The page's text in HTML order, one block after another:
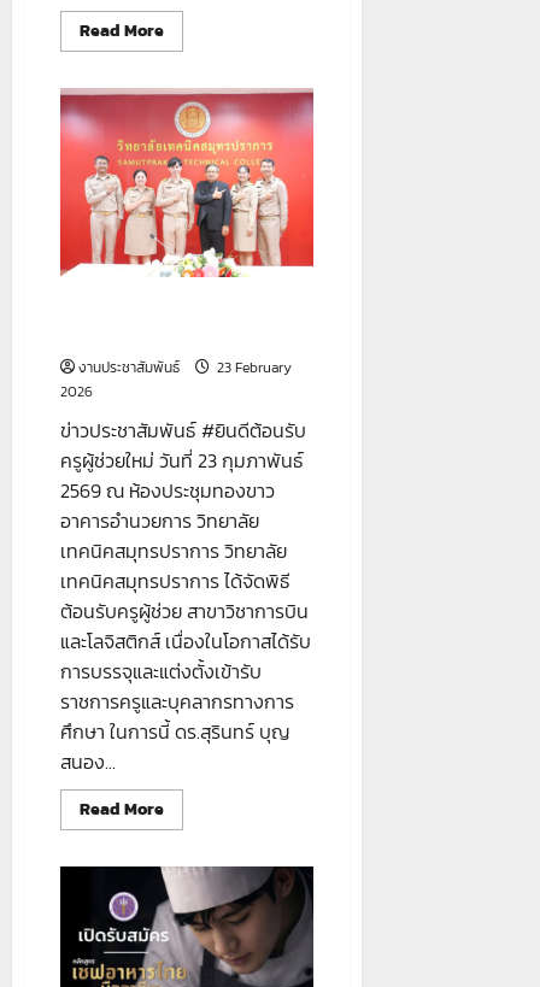
Read MoreRead
more
อบรม
เครน
บน
เรือ
ขนส่ง
สินค้า”
รุ่
นที่
5
งานประชาสัมพันธ์
23 February
2026
ข่าวประชาสัมพันธ์ #ยินดีต้อนรับ
ครูผู้ช่วยใหม่ วันที่ 23 กุมภาพันธ์
2569 ณ ห้องประชุมทองขาว
อาคารอำนวยการ วิทยาลัย
เทคนิคสมุทรปราการ วิทยาลัย
เทคนิคสมุทรปราการ ได้จัดพิธี
ต้อนรับครูผู้ช่วย สาขาวิชาการบิน
และโลจิสติกส์ เนื่องในโอกาสได้รับ
การบรรจุและแต่งตั้งเข้ารับ
ราชการครูและบุคลากรทางการ
ศึกษา ในการนี้ ดร.สุรินทร์ บุญ
สนอง...
Read MoreRead
more
ประชาสัมพันธ์
#ยินดี
ต้อนรับ
ครู
ผู้
ช่วย
ใหม่